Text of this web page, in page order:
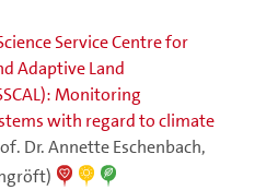
Service Centre for
Adaptive Land
Monitoring
with regard to climate
Dr. Annette Eschenbach,